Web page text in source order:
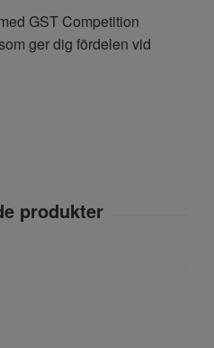
GST Competition
ger dig fördelen vid